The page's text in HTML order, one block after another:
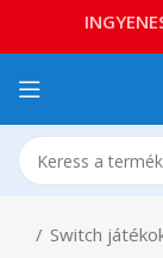
Switch